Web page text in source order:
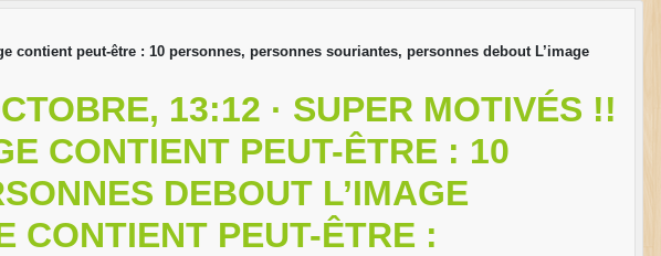
contient peut-être : 10 personnes, personnes souriantes, personnes debout L’image
13:12 · SUPER MOTIVÉS !!
CONTIENT PEUT-ÊTRE : 10
DEBOUT L’IMAGE
CONTIENT PEUT-ÊTRE :